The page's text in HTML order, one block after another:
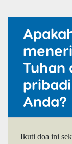
Tuhan
Anda?
Ikuti doa ini